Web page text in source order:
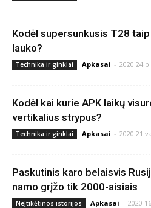
Kodėl supersunkusis T28
lauko?
Technika ir ginklai Apkasai - 2020 24
Kodėl kai kurie APK laikų
vertikalius strypus?
Technika ir ginklai Apkasai - 2020 21
Paskutinis karo belaisvis
namo grįžo tik 2000-aisiais
Neįtikėtinos istorijos Apkasai - 2020